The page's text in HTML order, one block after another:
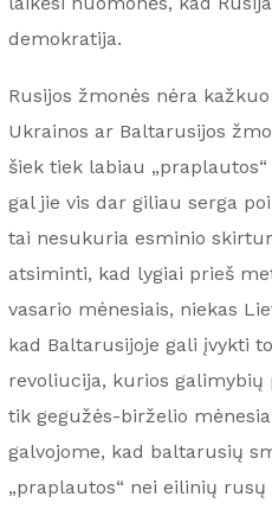
demokratija.
Rusijos žmonės nėra
Ukrainos ar Baltarusijos
šiek tiek labiau
gal jie vis dar giliau serga
tai nesukuria esminio
atsiminti, kad lygiai prieš
vasario mėnesiais, niekas
kad Baltarusijoje gali įvykti
revoliucija, kurios
tik gegužės-birželio
galvojome, kad baltarusių
„praplautos“ nei eilinių